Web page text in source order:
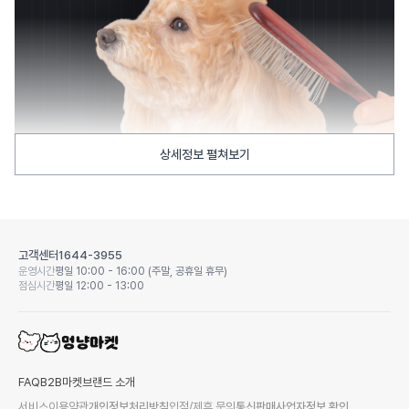
상세정보 펼쳐보기
고객센터1644-3955
운영시간평일 10:00 - 16:00 (주말, 공휴일 휴무)
점심시간평일 12:00 - 13:00
FAQB2B마켓 브랜드 소개
서비스이용약관개인정보처리방침입점/제휴 문의통신판매사업자정보 확인